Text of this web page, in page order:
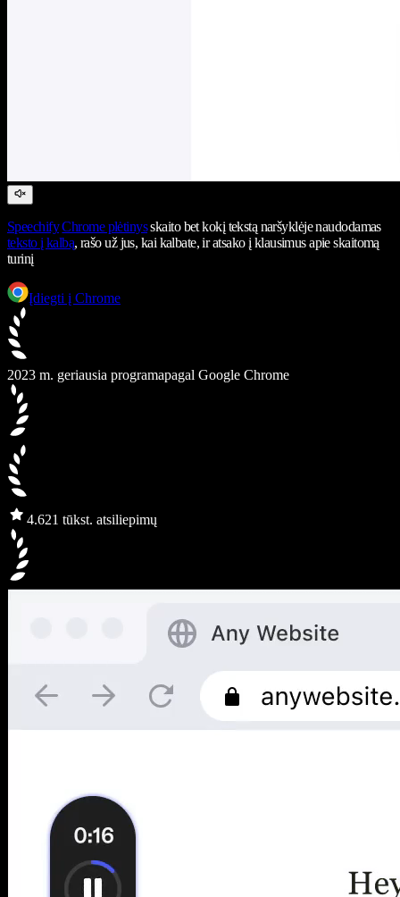
Speechify Chrome plėtinysskaito bet kokį tekstą naršyklėje naudodamas
teksto į kalbą, rašo už jus, kai kalbate, ir atsako į klausimus apie skaitomą
turinį
Įdiegti į Chrome
2023 m. geriausia programapagal Google Chrome
4.621 tūkst. atsiliepimų